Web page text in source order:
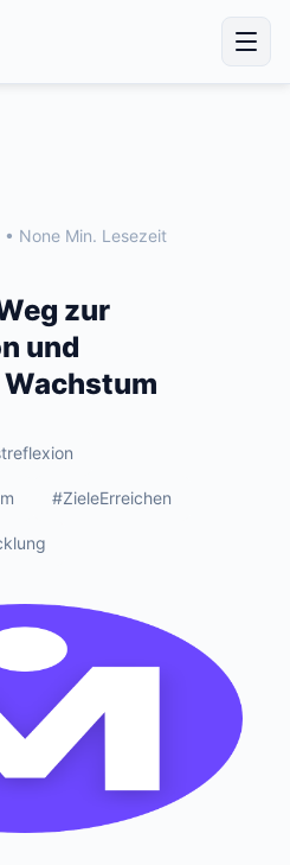
None Min. Lesezeit
zur
und
#ZieleErreichen